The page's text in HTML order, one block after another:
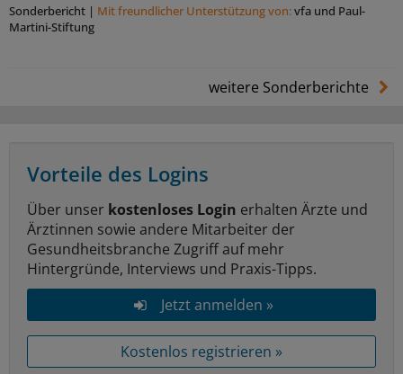
Sonderbericht | Mit freundlicher Unterstützung von:vfa und Paul-
Martini-Stiftung
weitere Sonderberichte
Vorteile des Logins
Über unser kostenloses Login erhalten Ärzte und
Ärztinnen sowie andere Mitarbeiter der
Gesundheitsbranche Zugriff auf mehr
Hintergründe, Interviews und Praxis-Tipps.
Jetzt anmelden »
Kostenlos registrieren »